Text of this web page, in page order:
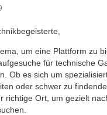
um eine Plattform zu
für technische
Ob es sich um
oder schwer zu
richtige Ort, um gezielt